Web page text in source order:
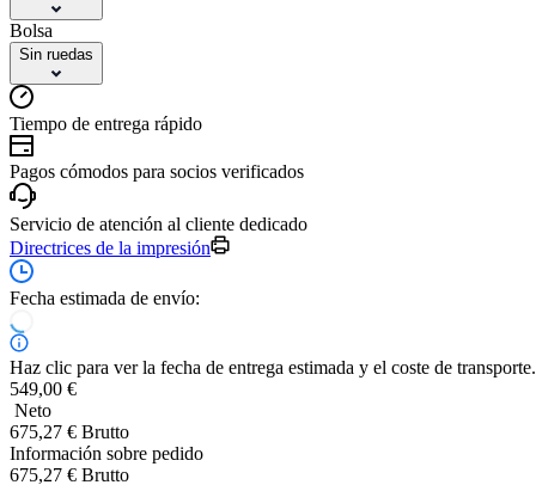
Bolsa
Sin ruedas
Tiempo de entrega rápido
Pagos cómodos para socios verificados
Servicio de atención al cliente dedicado
Directrices de la impresión
Fecha estimada de envío:
Haz clic para ver la fecha de entrega estimada y el coste de transporte.
549,00 €
Neto
675,27 € Brutto
Información sobre pedido
675,27 € Brutto